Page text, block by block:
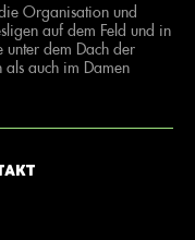
Organisation und
auf dem Feld und in
unter dem Dach der
auch im Damen